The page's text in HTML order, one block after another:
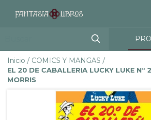
Inicio / COMICS Y MANGAS /
EL 20 DE CABALLERIA LUCKY LUKE N°
MORRIS